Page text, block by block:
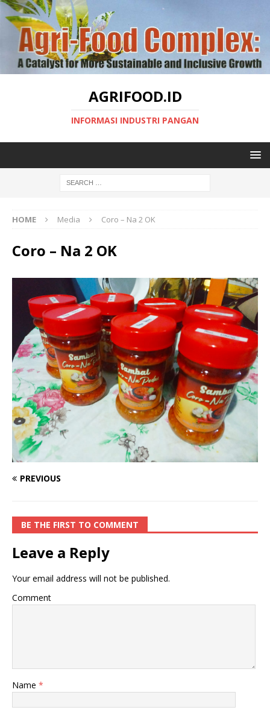
AGRIFOOD.ID
INFORMASI INDUSTRI PANGAN
HOME Media Coro – Na 2 OK
Coro – Na 2 OK
PREVIOUS
BE THE FIRST TO COMMENT
Leave a Reply
Your email address will not be published.
Comment
Name *